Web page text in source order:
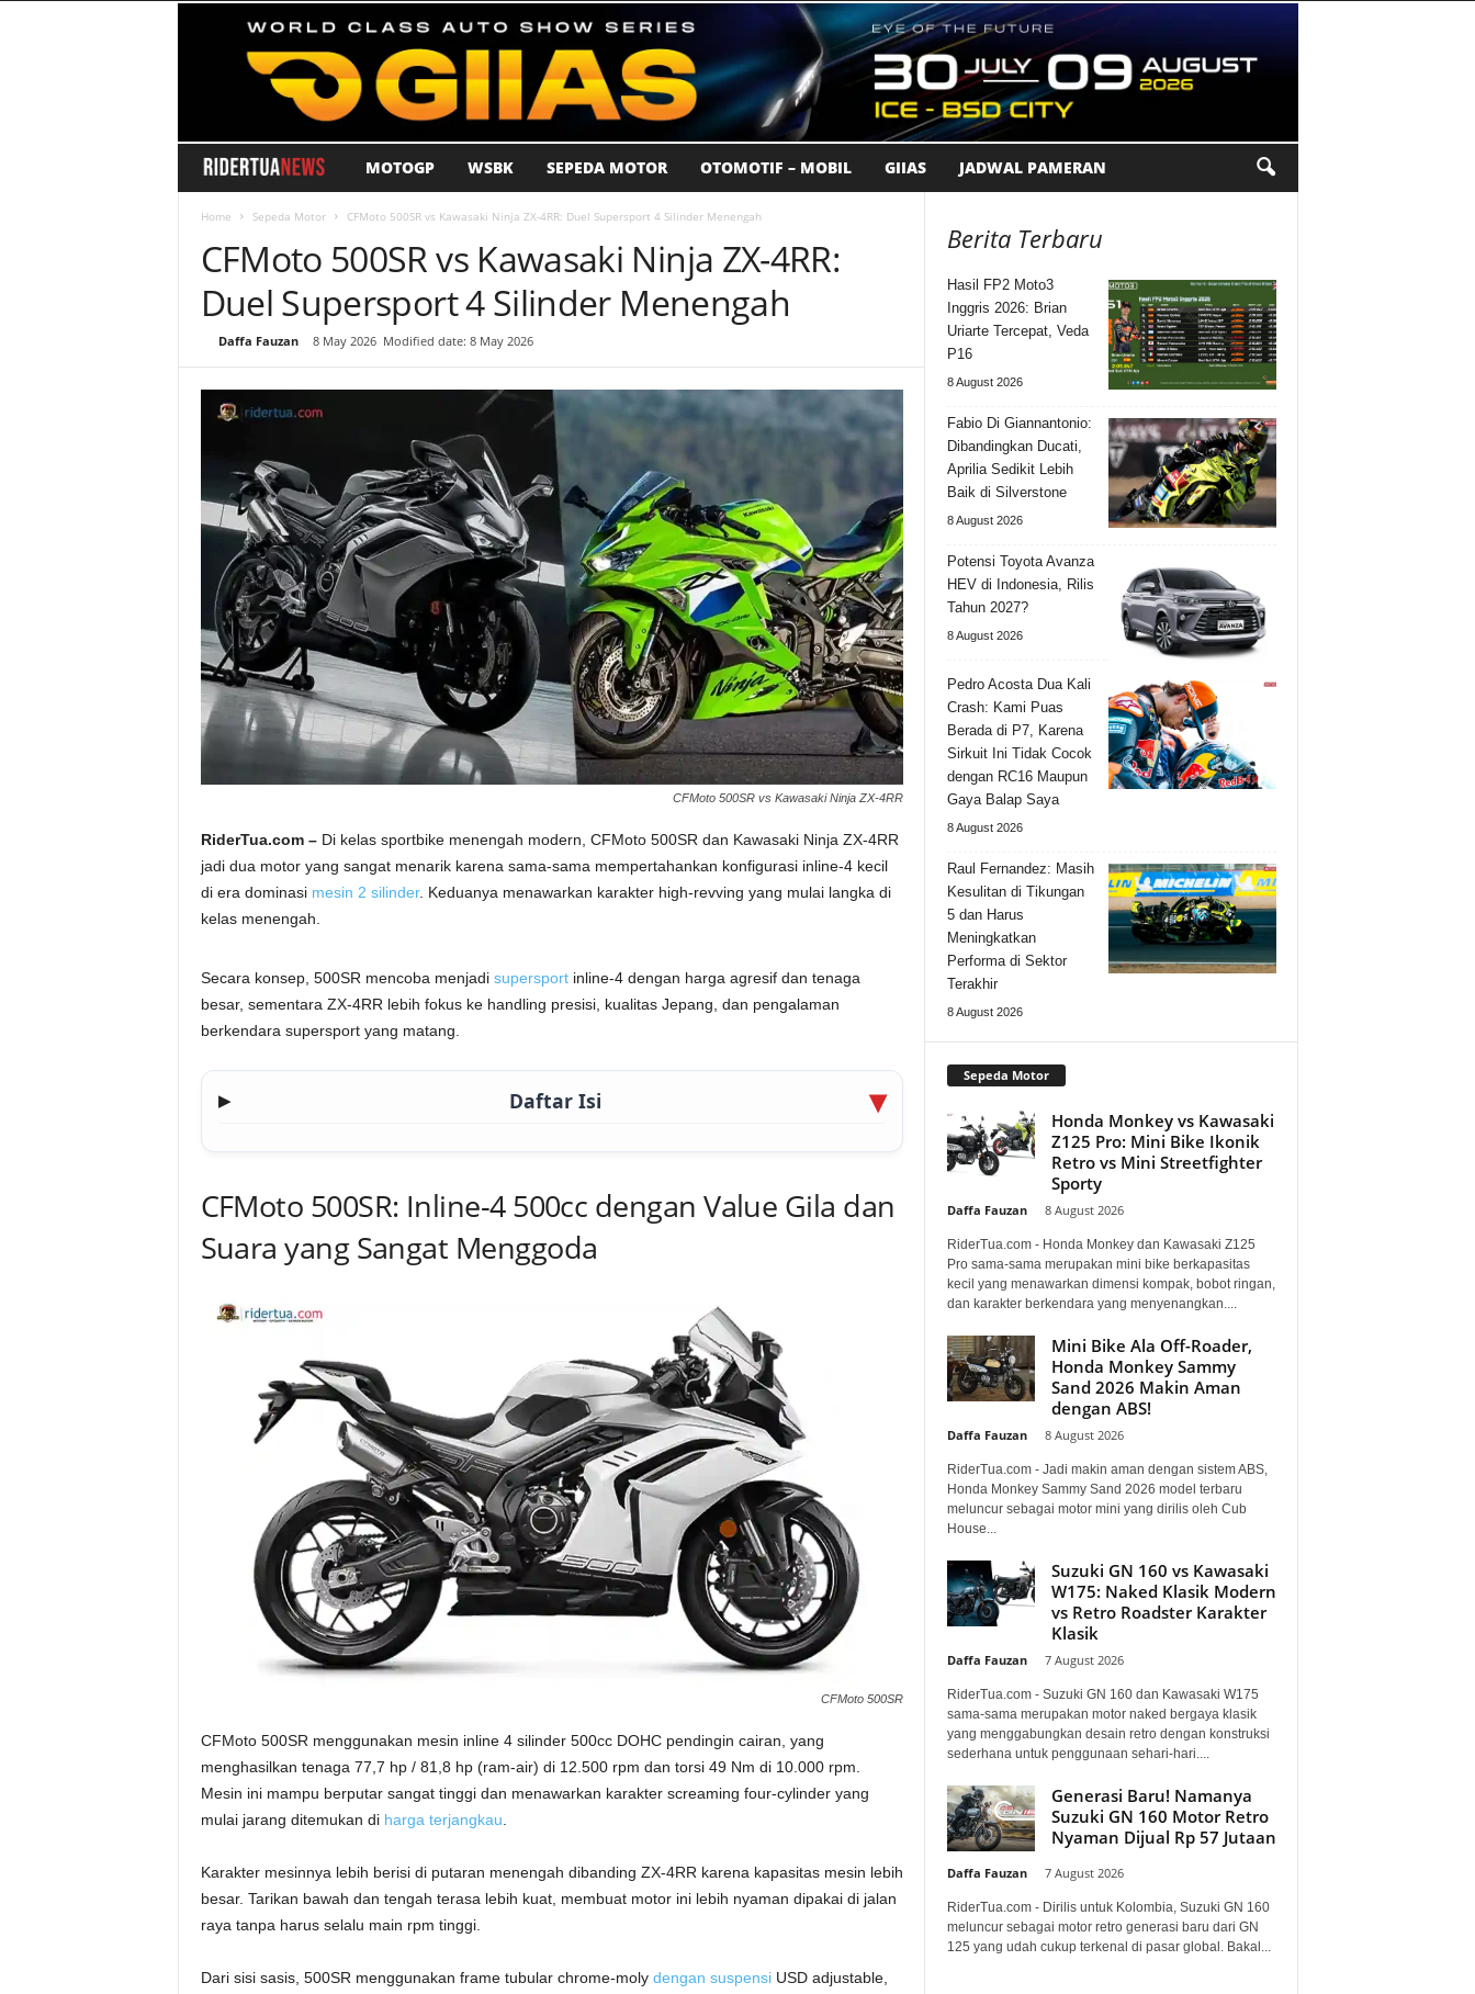
i
d
e
a
.
o
m
MOTOGP WSBK SEPEDA MOTOR OTOMOTIF – MOBIL GIIAS JADWAL PAMERAN
Home Sepeda Motor CFMoto 500SR vs Kawasaki Ninja ZX-4RR: Duel Supersport 4 Silinder Menengah
CFMoto 500SR vs Kawasaki Ninja ZX-4RR:
Duel Supersport 4 Silinder Menengah
Daffa Fauzan- 8 May 2026 Modified date: 8 May 2026
CFMoto 500SR vs Kawasaki Ninja ZX-4RR
RiderTua.com –Di kelas sportbike menengah modern, CFMoto 500SR dan Kawasaki Ninja ZX-4RR
jadi dua motor yang sangat menarik karena sama-sama mempertahankan konfigurasi inline-4 kecil
di era dominasi mesin 2 silinder. Keduanya menawarkan karakter high-revving yang mulai langka di
kelas menengah.
Secara konsep, 500SR mencoba menjadi supersportinline-4 dengan harga agresif dan tenaga
besar, sementara ZX-4RR lebih fokus ke handling presisi, kualitas Jepang, dan pengalaman
berkendara supersport yang matang.
▶ Daftar Isi
CFMoto 500SR: Inline-4 500cc dengan Value Gila dan
Suara yang Sangat Menggoda
CFMoto 500SR
CFMoto 500SR menggunakan mesin inline 4 silinder 500cc DOHC pendingin cairan, yang
menghasilkan tenaga 77,7 hp / 81,8 hp (ram-air) di 12.500 rpm dan torsi 49 Nm di 10.000 rpm.
Mesin ini mampu berputar sangat tinggi dan menawarkan karakter screaming four-cylinder yang
mulai jarang ditemukan di harga terjangkau.
Karakter mesinnya lebih berisi di putaran menengah dibanding ZX-4RR karena kapasitas mesin lebih
besar. Tarikan bawah dan tengah terasa lebih kuat, membuat motor ini lebih nyaman dipakai di jalan
raya tanpa harus selalu main rpm tinggi.
Dari sisi sasis, 500SR menggunakan frame tubular chrome-moly dengan suspensiUSD adjustable,
Berita Terbaru
Hasil FP2 Moto3
Inggris 2026: Brian
Uriarte Tercepat, Veda
P16
8 August 2026
Fabio Di Giannantonio:
Dibandingkan Ducati,
Aprilia Sedikit Lebih
Baik di Silverstone
8 August 2026
Potensi Toyota Avanza
HEV di Indonesia, Rilis
Tahun 2027?
8 August 2026
Pedro Acosta Dua Kali
Crash: Kami Puas
Berada di P7, Karena
Sirkuit Ini Tidak Cocok
dengan RC16 Maupun
Gaya Balap Saya
8 August 2026
Raul Fernandez: Masih
Kesulitan di Tikungan
5 dan Harus
Meningkatkan
Performa di Sektor
Terakhir
8 August 2026
Sepeda Motor
Honda Monkey vs Kawasaki
Z125 Pro: Mini Bike Ikonik
Retro vs Mini Streetfighter
Sporty
Daffa Fauzan 8 August 2026
RiderTua.com - Honda Monkey dan Kawasaki Z125
Pro sama-sama merupakan mini bike berkapasitas
kecil yang menawarkan dimensi kompak, bobot ringan,
dan karakter berkendara yang menyenangkan....
Mini Bike Ala Off-Roader,
Honda Monkey Sammy
Sand 2026 Makin Aman
dengan ABS!
Daffa Fauzan 8 August 2026
RiderTua.com - Jadi makin aman dengan sistem ABS,
Honda Monkey Sammy Sand 2026 model terbaru
meluncur sebagai motor mini yang dirilis oleh Cub
House...
Suzuki GN 160 vs Kawasaki
W175: Naked Klasik Modern
vs Retro Roadster Karakter
Klasik
Daffa Fauzan 7 August 2026
RiderTua.com - Suzuki GN 160 dan Kawasaki W175
sama-sama merupakan motor naked bergaya klasik
yang menggabungkan desain retro dengan konstruksi
sederhana untuk penggunaan sehari-hari....
Generasi Baru! Namanya
Suzuki GN 160 Motor Retro
Nyaman Dijual Rp 57 Jutaan
Daffa Fauzan 7 August 2026
RiderTua.com - Dirilis untuk Kolombia, Suzuki GN 160
meluncur sebagai motor retro generasi baru dari GN
125 yang udah cukup terkenal di pasar global. Bakal...